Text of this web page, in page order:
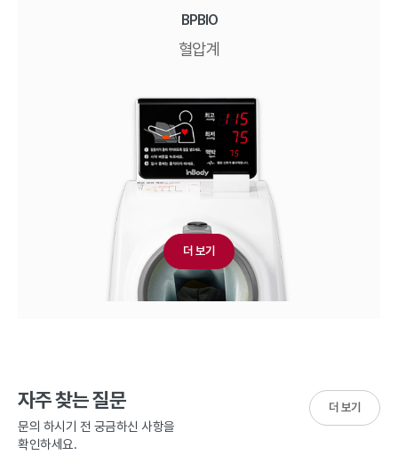
BPBIO
혈압계
더 보기
자주 찾는 질문
문의 하시기 전 궁금하신 사항을
확인하세요.
더 보기